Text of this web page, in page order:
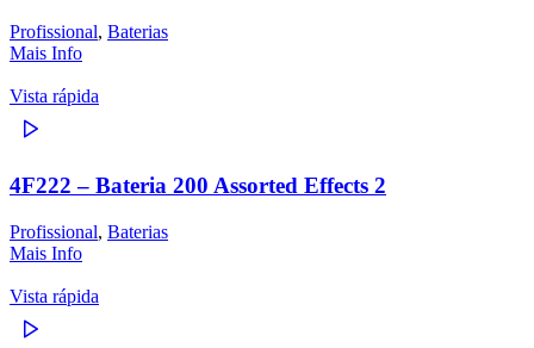
Profissional, Baterias
Mais Info
Vista rápida
4F222 – Bateria 200 Assorted Effects 2
Profissional, Baterias
Mais Info
Vista rápida